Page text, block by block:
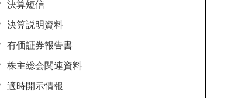
決算短信
決算説明資料
有価証券報告書
株主総会関連資料
適時開示情報